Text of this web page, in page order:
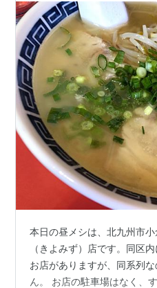
本日の昼メシは、北九州市
（きよみず）店です。同区
お店がありますが、同系列
ん。 お店の駐車場はなく、